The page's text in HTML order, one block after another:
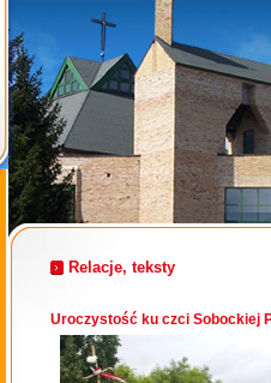
Relacje, teksty
Uroczystość ku czci Sobockiej